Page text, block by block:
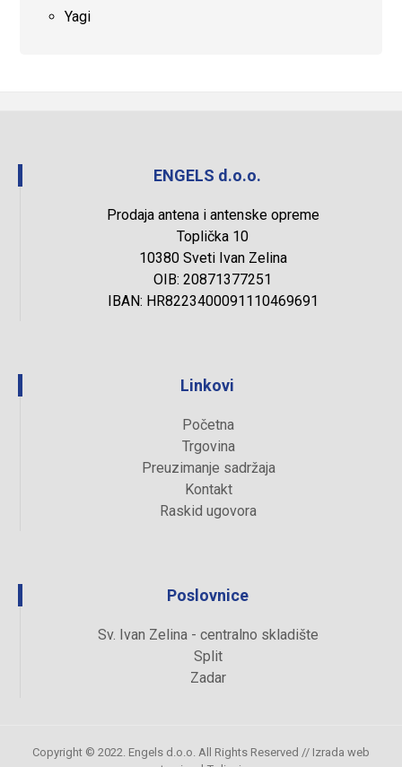
Yagi
ENGELS d.o.o.
Prodaja antena i antenske opreme
Toplička 10
10380 Sveti Ivan Zelina
OIB: 20871377251
IBAN: HR8223400091110469691
Linkovi
Početna
Trgovina
Preuzimanje sadržaja
Kontakt
Raskid ugovora
Poslovnice
Sv. Ivan Zelina - centralno skladište
Split
Zadar
Copyright © 2022. Engels d.o.o. All Rights Reserved // Izrada web